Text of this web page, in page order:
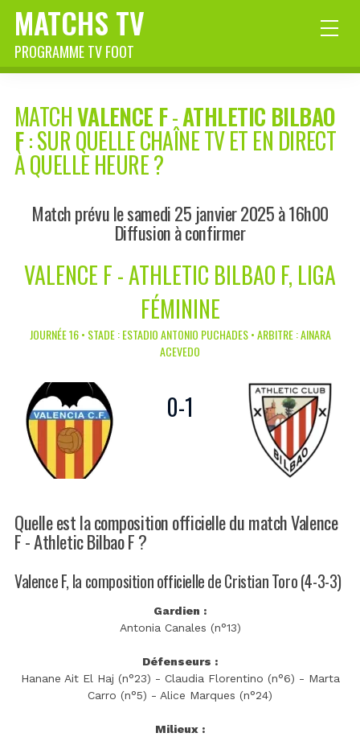
MATCHS TV
PROGRAMME TV FOOT
MATCHVALENCE F-ATHLETIC BILBAO
F: SUR QUELLE CHAÎNE TV ET EN DIRECT
À QUELLE HEURE ?
Match prévu le samedi 25 janvier 2025 à 16h00
Diffusion à confirmer
VALENCE F - ATHLETIC BILBAO F, LIGA
FÉMININE
JOURNÉE 16 • STADE : ESTADIO ANTONIO PUCHADES • ARBITRE : AINARA
ACEVEDO
0-1
Quelle est la composition officielle du match Valence
F - Athletic Bilbao F ?
Valence F, la composition officielle de Cristian Toro (4-3-3)
Gardien :
Antonia Canales (n°13)
Défenseurs :
Hanane Ait El Haj (n°23) - Claudia Florentino (n°6) - Marta
Carro (n°5) - Alice Marques (n°24)
Milieux :